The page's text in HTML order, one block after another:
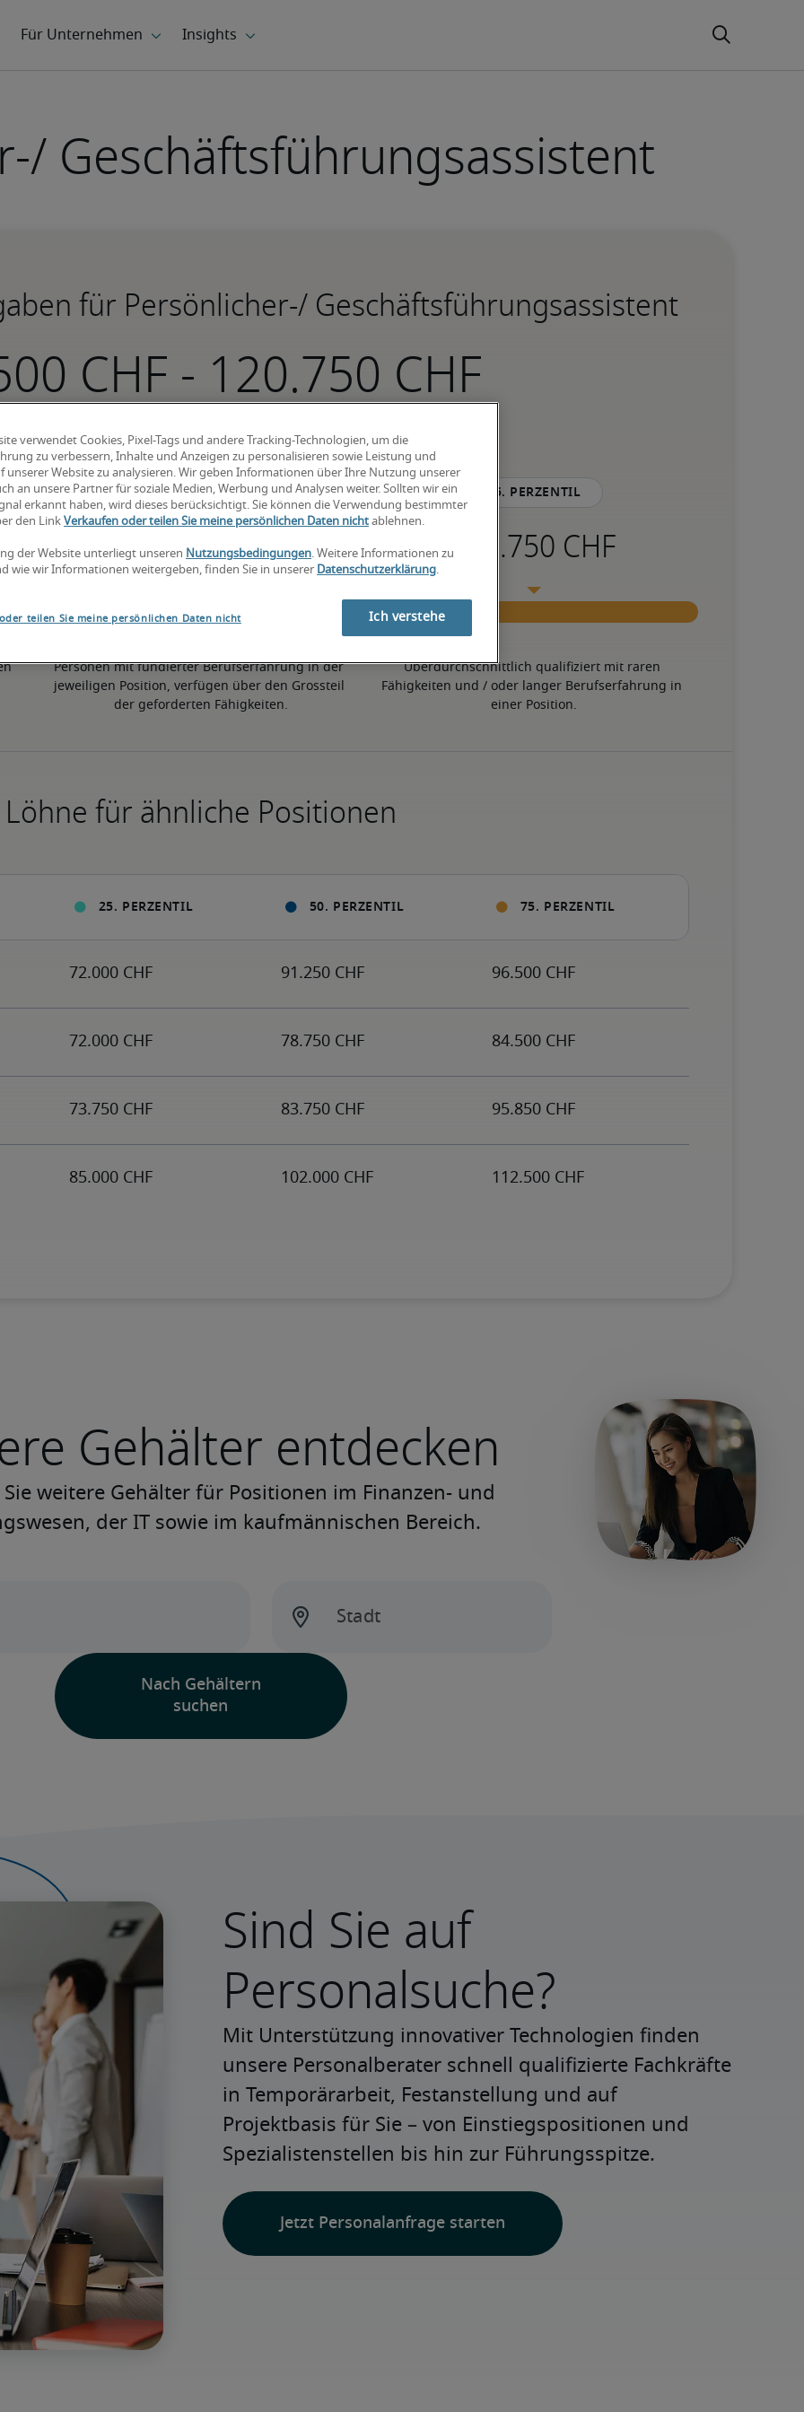
Geschäftsführungsassistent
für Persönlicher-/ Geschäftsführungsassistent
-
50. Perzentil
Personen mit fundierter Berufserfahrung in der
jeweiligen Position, verfügen über den Grossteil
der geforderten Fähigkeiten.
75. Perzentil
Überdurchschnittlich qualifiziert mit raren
Fähigkeiten und / oder langer Berufserfahrung in
einer Position.
Löhne für ähnliche Positionen
Gehälter entdecken
Sind Sie auf
Personalsuche?
Mit Unterstützung innovativer Technologien finden
unsere Personalberater schnell qualifizierte Fachkräfte
in Temporärarbeit, Festanstellung und auf
Projektbasis für Sie – von Einstiegspositionen und
Spezialistenstellen bis hin zur Führungsspitze.
Jetzt Personalanfrage starten
verwendet Cookies, Pixel-Tags und andere Tracking-Technologien, um die
zu verbessern, Inhalte und Anzeigen zu personalisieren sowie Leistung und
unserer Website zu analysieren. Wir geben Informationen über Ihre Nutzung unserer
an unsere Partner für soziale Medien, Werbung und Analysen weiter. Sollten wir ein
erkannt haben, wird dieses berücksichtigt. Sie können die Verwendung bestimmter
den Link Verkaufen oder teilen Sie meine persönlichen Daten nicht ablehnen.
der Website unterliegt unseren Nutzungsbedingungen. Weitere Informationen zu
wie wir Informationen weitergeben, finden Sie in unserer Datenschutzerklärung.
teilen Sie meine persönlichen Daten nicht Ich verstehe